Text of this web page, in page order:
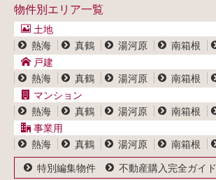
事業用物件一覧
マンション一覧
事業用物件一覧
ブログ
プライバシーポリシー
サイトポリシー
物件別エリア一覧
土地
熱海
真鶴 湯河原 南箱根
戸建
熱海
真鶴 湯河原 南箱根
マンション
熱海
真鶴 湯河原 南箱根
事業用
熱海
真鶴 湯河原 南箱根
特別編集物件 不動産購入完全ガイド